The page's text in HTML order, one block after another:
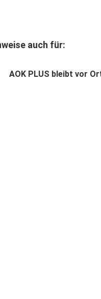
auch für:
AOK PLUS bleibt vor